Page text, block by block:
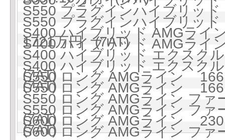
S550 プラグインハイブリッ
S550 プラグインハイブリッ
1721万円 (7AT)
S400 ハイブリッド AMGラ
S400 ハイブリッド AMGラ
S400 ハイブリッド エクス
(7AT)
S400 ハイブリッド エクス
(7AT)
S550 ロング AMGライン
S550 ロング AMGライン
S550 ロング AMGライン フ
(7AT)
S550 ロング AMGライン フ
(7AT)
S600 ロング AMGライン
S600 ロング AMGライン フ